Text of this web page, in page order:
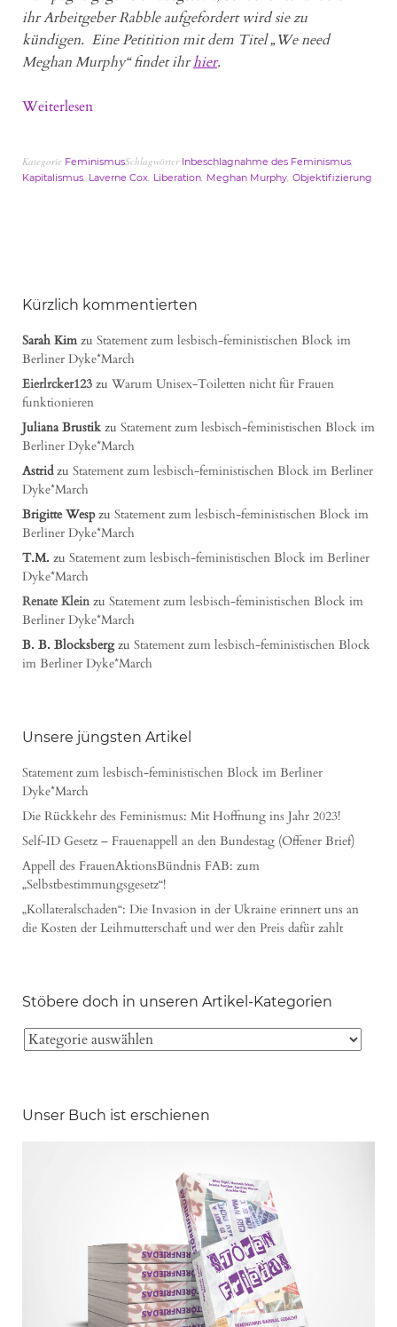
ihr Arbeitgeber Rabble aufgefordert wird sie zu
kündigen. Eine Petitition mit dem Titel „We need
Meghan Murphy“ findet ihrhier.
Weiterlesen
Kategorie FeminismusSchlagwörter Inbeschlagnahme des Feminismus
Kapitalismus Laverne Cox Liberation Meghan Murphy Objektifizierung
Kürzlich kommentierten
Sarah Kimzu Statement zum lesbisch-feministischen Block im
Berliner Dyke*March
Eierlrcker123 zu Warum Unisex-Toiletten nicht für Frauen
funktionieren
Juliana Brustik zu Statement zum lesbisch-feministischen Block im
Berliner Dyke*March
Astridzu Statement zum lesbisch-feministischen Block im Berliner
Dyke*March
Brigitte Wespzu Statement zum lesbisch-feministischen Block im
Berliner Dyke*March
T.M. zu Statement zum lesbisch-feministischen Block im Berliner
Dyke*March
Renate Kleinzu Statement zum lesbisch-feministischen Block im
Berliner Dyke*March
B. B. Blocksbergzu Statement zum lesbisch-feministischen Block
im Berliner Dyke*March
Unsere jüngsten Artikel
Statement zum lesbisch-feministischen Block im Berliner
Dyke*March
Die Rückkehr des Feminismus: Mit Hoffnung ins Jahr 2023!
Self-ID Gesetz – Frauenappell an den Bundestag (Offener Brief)
Appell des FrauenAktionsBündnis FAB: zum
„Selbstbestimmungsgesetz“!
„Kollateralschaden“: Die Invasion in der Ukraine erinnert uns an
die Kosten der Leihmutterschaft und wer den Preis dafür zahlt
Stöbere doch in unseren Artikel-Kategorien
Unser Buch ist erschienen